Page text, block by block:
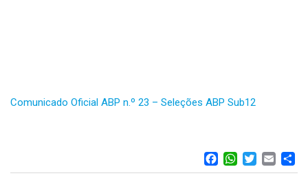
Comunicado Oficial ABP n.º 23 – Seleções ABP Sub12